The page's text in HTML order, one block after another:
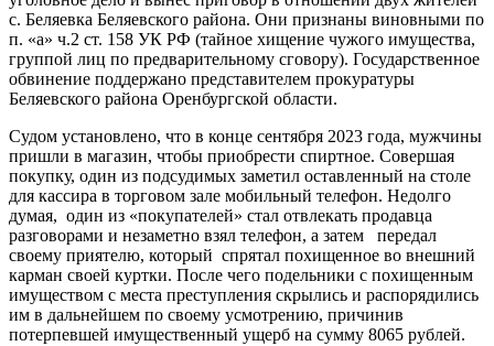
с. Беляевка Беляевского района. Они признаны виновными по
п. «а» ч.2 ст. 158 УК РФ (тайное хищение чужого имущества,
группой лиц по предварительному сговору). Государственное
обвинение поддержано представителем прокуратуры
Беляевского района Оренбургской области.
Судом установлено, что в конце сентября 2023 года, мужчины
пришли в магазин, чтобы приобрести спиртное. Совершая
покупку, один из подсудимых заметил оставленный на столе
для кассира в торговом зале мобильный телефон. Недолго
думая, один из «покупателей» стал отвлекать продавца
разговорами и незаметно взял телефон, а затем передал
своему приятелю, который спрятал похищенное во внешний
карман своей куртки. После чего подельники с похищенным
имуществом с места преступления скрылись и распорядились
им в дальнейшем по своему усмотрению, причинив
потерпевшей имущественный ущерб на сумму 8065 рублей.